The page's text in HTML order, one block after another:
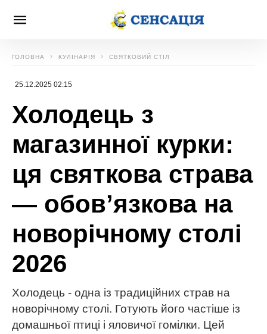
ГОЛОВНА КУЛІНАРІЯ СВЯТКОВИЙ СТІЛ
25.12.2025 02:15
Холодець з
магазинної курки:
ця святкова страва
— обов’язкова на
новорічному столі
2026
Холодець - одна із традиційних страв на
новорічному столі. Готують його частіше із
домашньої птиці і яловичої гомілки. Цей